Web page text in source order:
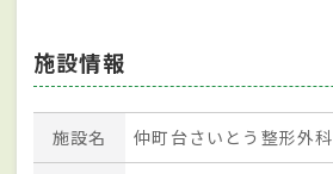
施設情報
施設名 仲町台さいとう整形外科